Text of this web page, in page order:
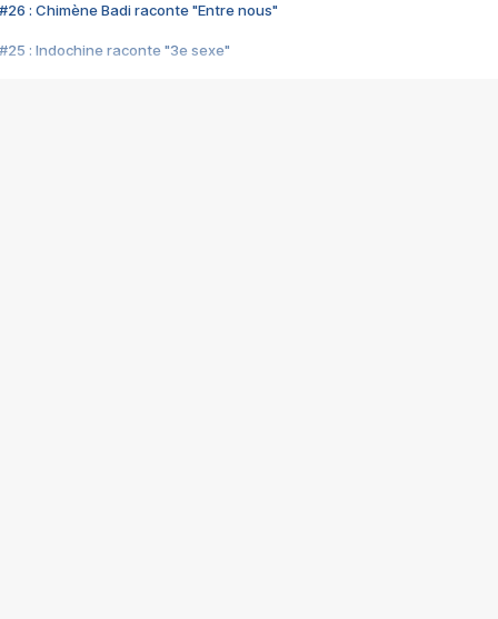
#26 : Chimène Badi raconte "Entre nous"
#25 : Indochine raconte "3e sexe"